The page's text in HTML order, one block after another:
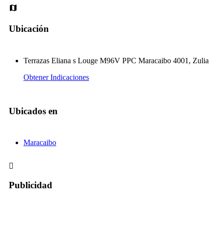
Ubicación
Terrazas Eliana s Louge M96V PPC Maracaibo 4001, Zulia
Obtener Indicaciones
Ubicados en
Maracaibo
Publicidad